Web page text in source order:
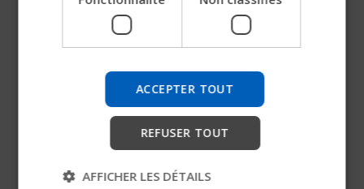
Progeo Joker R2 Brochure
Progeo Tekna Adv. Swing Away Brochure
Progeo Tekna Advance Brochure
Progeo Tekna Tilt 2.0 - Brochure
Essayez notre nouveau guide
Permobil
Nous testons un moyen plus rapide d'explorer les
produits, d'obtenir des informations sur l'entreprise et
de trouver une assistance pour les appareils.
ACCEPTER TOUT
REFUSER TOUT
AFFICHER LES DÉTAILS